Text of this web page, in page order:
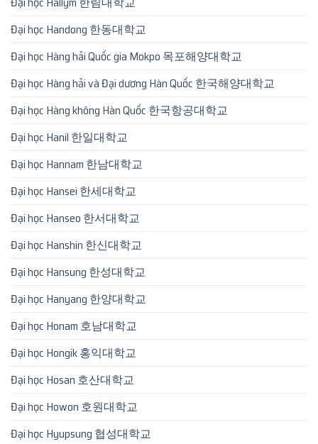
Đại học Handong 한동대학교
Đại học Hàng hải Quốc gia Mokpo 목포해양대학교
Đại học Hàng hải và Đại dương Hàn Quốc 한국해양대학교
Đại học Hàng không Hàn Quốc 한국항공대학교
Đại học Hanil 한일대학교
Đại học Hannam 한남대학교
Đại học Hansei 한세대학교
Đại học Hanseo 한서대학교
Đại học Hanshin 한신대학교
Đại học Hansung 한성대학교
Đại học Hanyang 한양대학교
Đại học Honam 호남대학교
Đại học Hongik 홍익대학교
Đại học Hosan 호산대학교
Đại học Howon 호원대학교
Đại học Hyupsung 협성대학교